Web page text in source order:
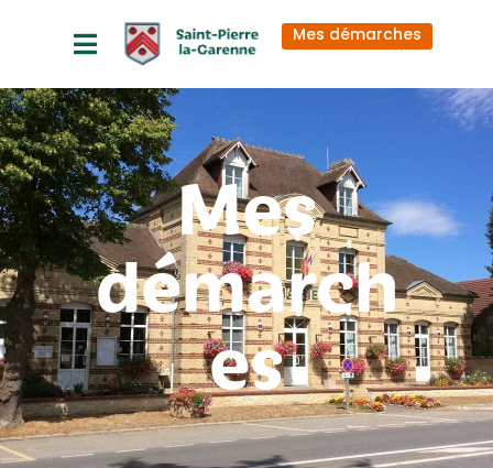
Mes démarches
Mes
démarch
es